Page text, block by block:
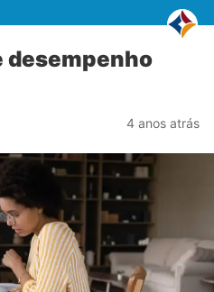
desempenho
4 anos atrás